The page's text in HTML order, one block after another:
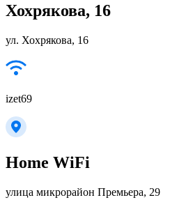
Хохрякова, 16
ул. Хохрякова, 16
izet69
Home WiFi
улица микрорайон Премьера, 29